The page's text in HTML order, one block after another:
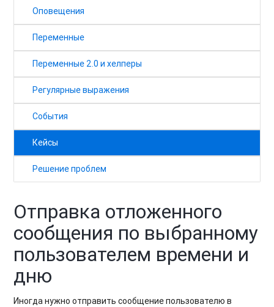
Оповещения
Переменные
Переменные 2.0 и хелперы
Регулярные выражения
События
Кейсы
Решение проблем
Отправка отложенного
сообщения по выбранному
пользователем времени и
дню
Иногда нужно отправитьсообщениепользователю в